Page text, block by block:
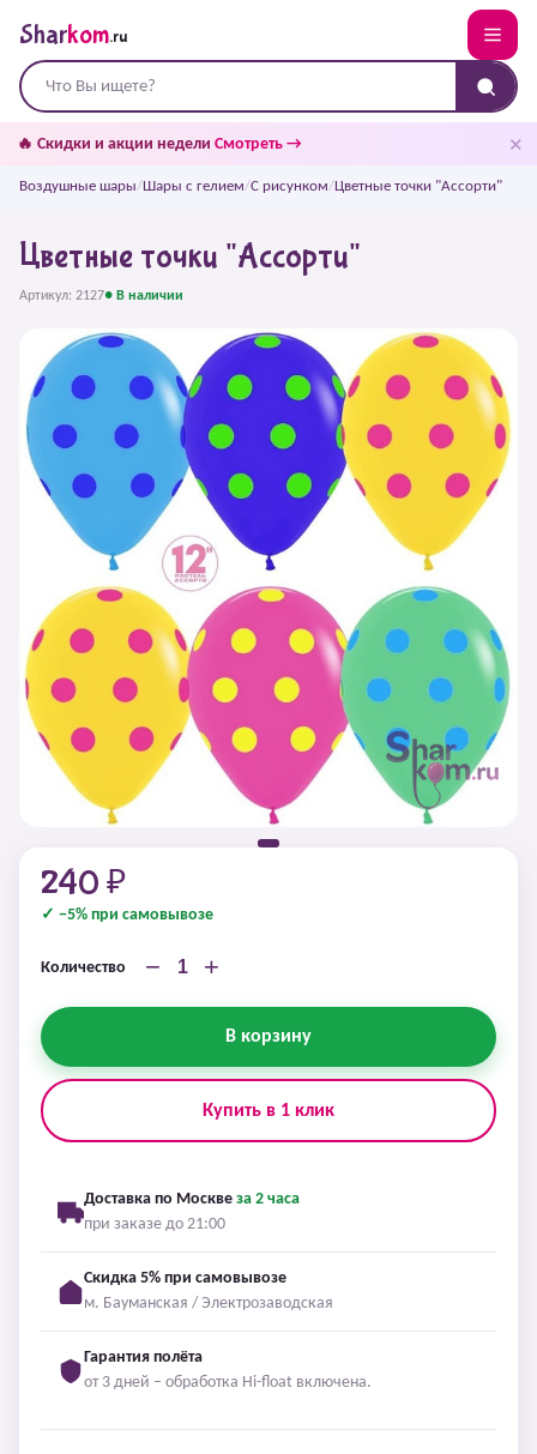
Sharkom.ru
🔥 Скидки и акции недели Смотреть → ✕
Воздушные шары/Шары с гелием/С рисунком/Цветные точки "Ассорти"
Цветные точки "Ассорти"
Артикул: 2127● В наличии
240 ₽
✓ −5% при самовывозе
Количество − +
В корзину
Купить в 1 клик
Доставка по Москве за 2 часа
при заказе до 21:00
Скидка 5% при самовывозе
м. Бауманская / Электрозаводская
Гарантия полёта
от 3 дней – обработка Hi-float включена.